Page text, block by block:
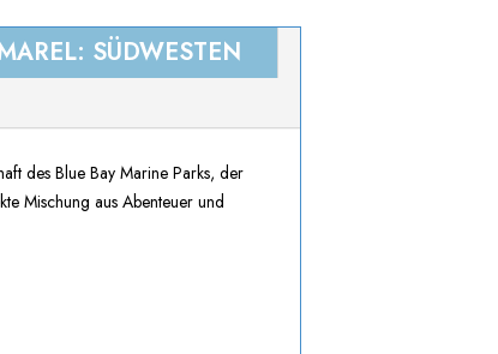
SÜDWESTEN
des Blue Bay Marine Parks, der
Mischung aus Abenteuer und